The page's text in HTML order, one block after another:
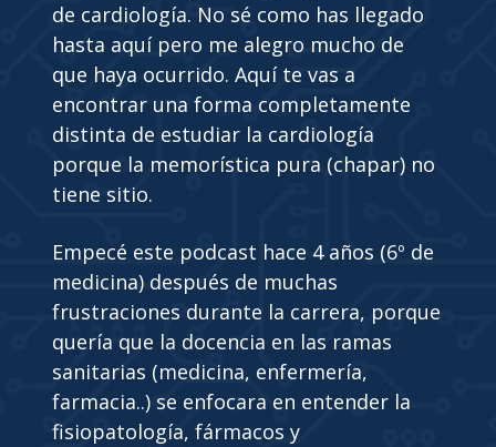
de cardiología. No sé como has llegado
hasta aquí pero me alegro mucho de
que haya ocurrido. Aquí te vas a
encontrar una forma completamente
distinta de estudiar la cardiología
porque la memorística pura (chapar) no
tiene sitio.
Empecé este podcast hace 4 años (6º de
medicina) después de muchas
frustraciones durante la carrera, porque
quería que la docencia en las ramas
sanitarias (medicina, enfermería,
farmacia..) se enfocara en entender la
fisiopatología, fármacos y